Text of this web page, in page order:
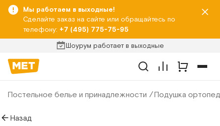
Мы работаем в выходные!
Сделайте заказ на сайте или обращайтесь по
телефону: +7 (495) 775-75-95
Шоурум работает в выходные
Постельное белье и принадлежности Подушка
Назад